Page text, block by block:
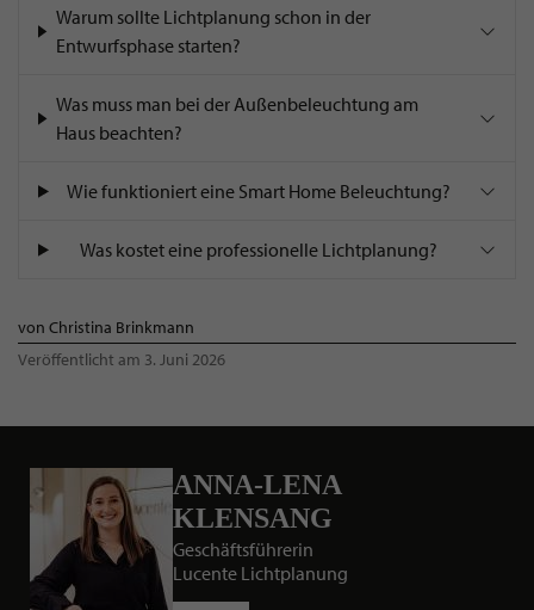
Warum sollte Lichtplanung schon in der
Entwurfsphase starten?
Was muss man bei der Außenbeleuchtung am
Haus beachten?
Wie funktioniert eine Smart Home Beleuchtung?
Was kostet eine professionelle Lichtplanung?
von Christina Brinkmann
Veröffentlicht am 3. Juni 2026
ANNA-LENA
KLENSANG
Geschäftsführerin
Lucente Lichtplanung
Social Media Profile